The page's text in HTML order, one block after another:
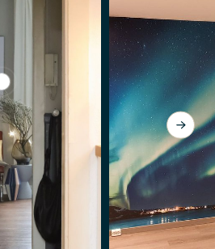
When you Think you've Seen